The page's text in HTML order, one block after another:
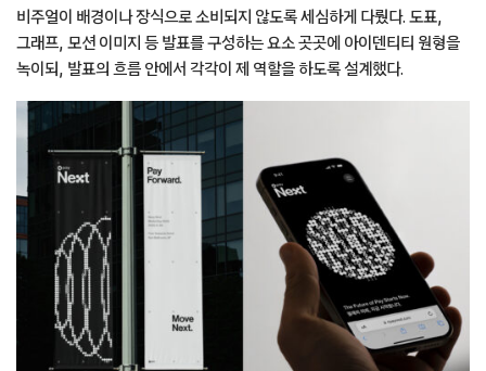
비주얼이 배경이나 장식으로 소비되지 않도록 세심하게 다뤘다. 도표,
그래프, 모션 이미지 등 발표를 구성하는 요소 곳곳에 아이덴티티 원형을
녹이되, 발표의 흐름 안에서 각각이 제 역할을 하도록 설계했다.